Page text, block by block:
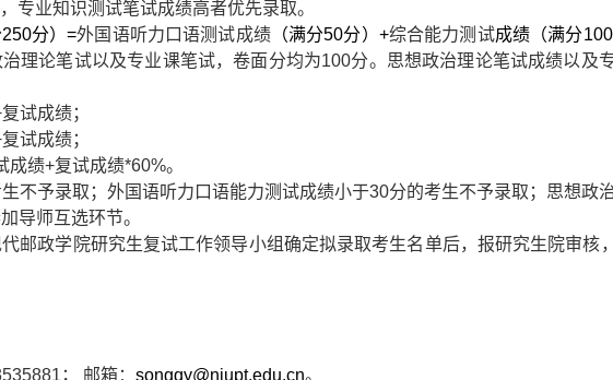
专业知识测试笔试成绩高者优先录取。
250分）=外国语听力口语测试成绩（满分50分） +综合能力测试成绩 （满分100
理论笔试以及专业课笔试，卷面分均为100分。思想政治理论笔试成绩以及
复试成绩；
复试成绩；
成绩+复试成绩*60%。
不予录取；外国语听力口语能力测试成绩小于30分的考生不予录取；思想政
导师互选环节。
邮政学院研究生复试工作领导小组确定拟录取考生名单后，报研究生院审核
； 邮箱： songqy@njupt.edu.cn。